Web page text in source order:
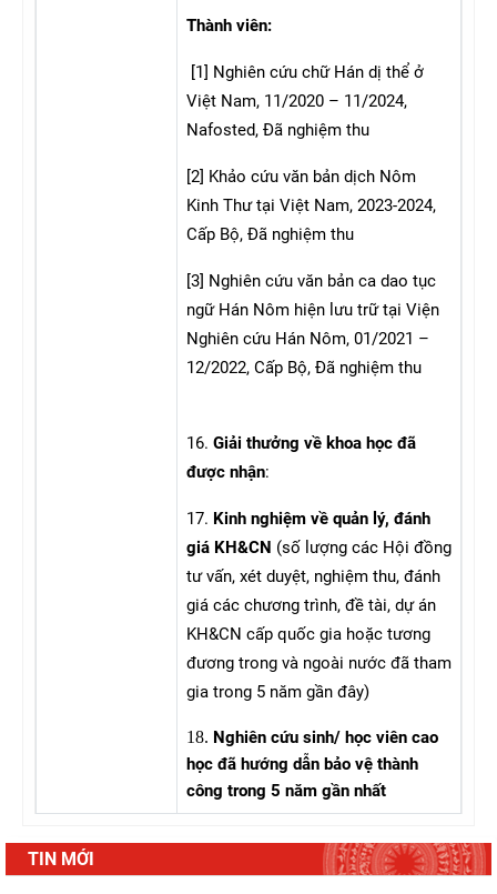
Thành viên:
[1] Nghiên cứu chữ Hán dị thể ở
Việt Nam, 11/2020 – 11/2024,
Nafosted, Đã nghiệm thu
[2] Khảo cứu văn bản dịch Nôm
Kinh Thư tại Việt Nam, 2023-2024,
Cấp Bộ, Đã nghiệm thu
[3] Nghiên cứu văn bản ca dao tục
ngữ Hán Nôm hiện lưu trữ tại Viện
Nghiên cứu Hán Nôm, 01/2021 –
12/2022, Cấp Bộ, Đã nghiệm thu
16. Giải thưởng về khoa học đã
được nhận:
17. Kinh nghiệm về quản lý, đánh
giá KH&CN (số lượng các Hội đồng
tư vấn, xét duyệt, nghiệm thu, đánh
giá các chương trình, đề tài, dự án
KH&CN cấp quốc gia hoặc tương
đương trong và ngoài nước đã tham
gia trong 5 năm gần đây)
18. Nghiên cứu sinh/ học viên cao
học đã hướng dẫn bảo vệ thành
công trong 5 năm gần nhất
TIN MỚI